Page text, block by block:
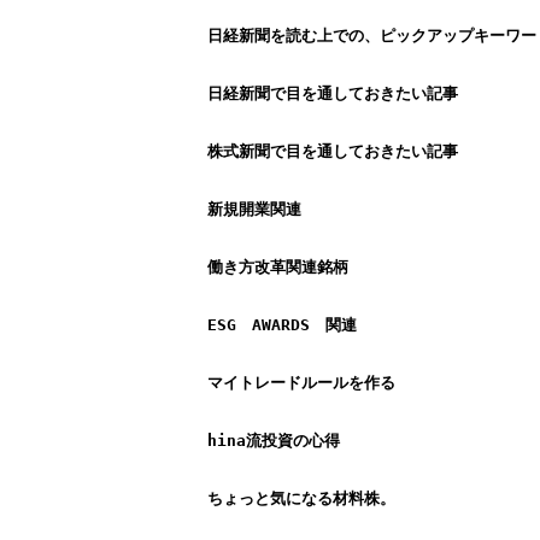
日経新聞を読む上での、ピックアップキーワー
日経新聞で目を通しておきたい記事
株式新聞で目を通しておきたい記事
新規開業関連
働き方改革関連銘柄
ESG　AWARDS　関連
マイトレードルールを作る
hina流投資の心得
ちょっと気になる材料株。